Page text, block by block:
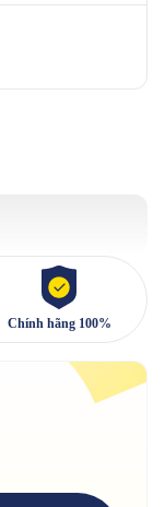
Chính hãng 100%